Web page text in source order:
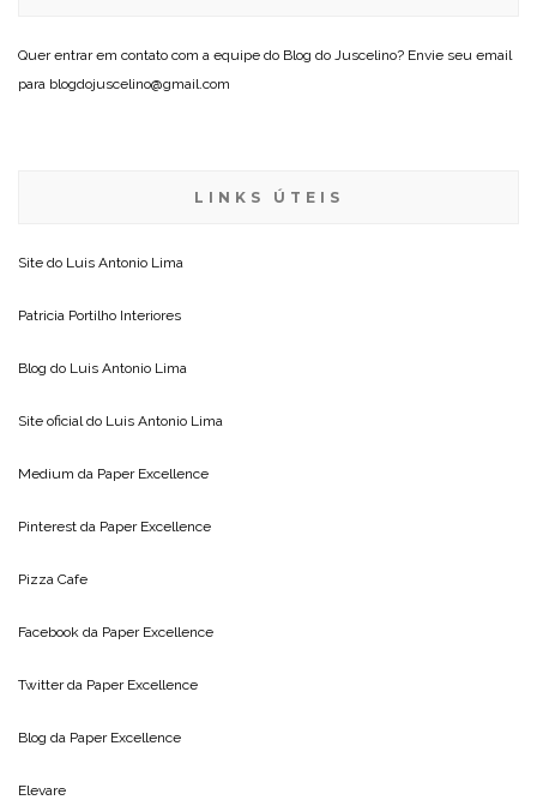
Quer entrar em contato com a equipe do Blog do Juscelino? Envie seu email
para blogdojuscelino@gmail.com
LINKS ÚTEIS
Site do Luis Antonio Lima
Patricia Portilho Interiores
Blog do Luis Antonio Lima
Site oficial do Luis Antonio Lima
Medium da Paper Excellence
Pinterest da Paper Excellence
Pizza Cafe
Facebook da Paper Excellence
Twitter da Paper Excellence
Blog da Paper Excellence
Elevare